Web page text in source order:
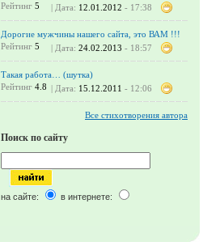
Рейтинг 5 | Дата: 12.01.2012 - 17:38
Дорогие мужчины нашего сайта, это ВАМ !!!
Рейтинг 5 | Дата: 24.02.2013 - 18:57
Такая работа… (шутка)
Рейтинг 4.8 | Дата: 15.12.2011 - 12:06
Все стихотворения автора
Поиск по сайту
на сайте: в интернете: